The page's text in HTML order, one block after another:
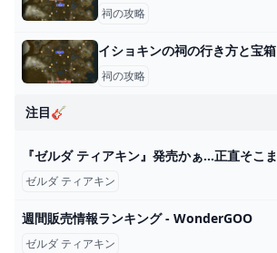
祠の攻略
イショキンの祠の行き方と宝
祠の攻略
注目🎸
ゼルダ ティアキン
週間販売情報ランキング - WonderGOO
ゼルダ ティアキン